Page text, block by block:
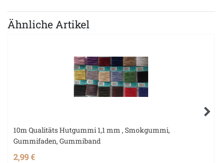
Ähnliche Artikel
10m Qualitäts Hutgummi 1,1 mm , Smokgummi,
Gummifaden, Gummiband
2,99 €